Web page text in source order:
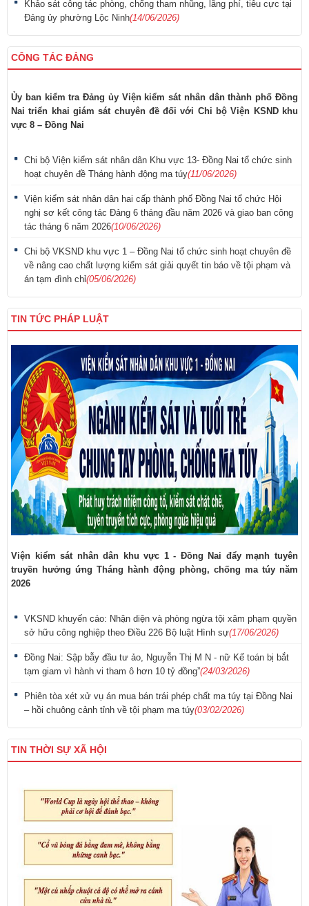
Khảo sát công tác phòng, chống tham nhũng, lãng phí, tiêu cực tại
Đảng ủy phường Lộc Ninh(14/06/2026)
CÔNG TÁC ĐẢNG
Ủy ban kiểm tra Đảng ủy Viện kiểm sát nhân dân thành phố Đồng
Nai triển khai giám sát chuyên đề đối với Chi bộ Viện KSND khu
vực 8 – Đồng Nai
Chi bộ Viện kiểm sát nhân dân Khu vực 13- Đồng Nai tổ chức sinh
hoạt chuyên đề Tháng hành động ma túy(11/06/2026)
Viện kiểm sát nhân dân hai cấp thành phố Đồng Nai tổ chức Hội
nghị sơ kết công tác Đảng 6 tháng đầu năm 2026 và giao ban công
tác tháng 6 năm 2026(10/06/2026)
Chi bộ VKSND khu vực 1 – Đồng Nai tổ chức sinh hoạt chuyên đề
về nâng cao chất lượng kiểm sát giải quyết tin báo về tội phạm và
án tạm đình chỉ(05/06/2026)
TIN TỨC PHÁP LUẬT
Viện kiểm sát nhân dân khu vực 1 - Đồng Nai đẩy mạnh tuyên
truyền hưởng ứng Tháng hành động phòng, chống ma túy năm
2026
VKSND khuyến cáo: Nhận diện và phòng ngừa tội xâm phạm quyền
sở hữu công nghiệp theo Điều 226 Bộ luật Hình sự(17/06/2026)
Đồng Nai: Sập bẫy đầu tư ảo, Nguyễn Thị M N - nữ Kế toán bị bắt
tạm giam vì hành vi tham ô hơn 10 tỷ đồng”(24/03/2026)
Phiên tòa xét xử vụ án mua bán trái phép chất ma túy tại Đồng Nai
– hồi chuông cảnh tỉnh về tội phạm ma túy(03/02/2026)
TIN THỜI SỰ XÃ HỘI